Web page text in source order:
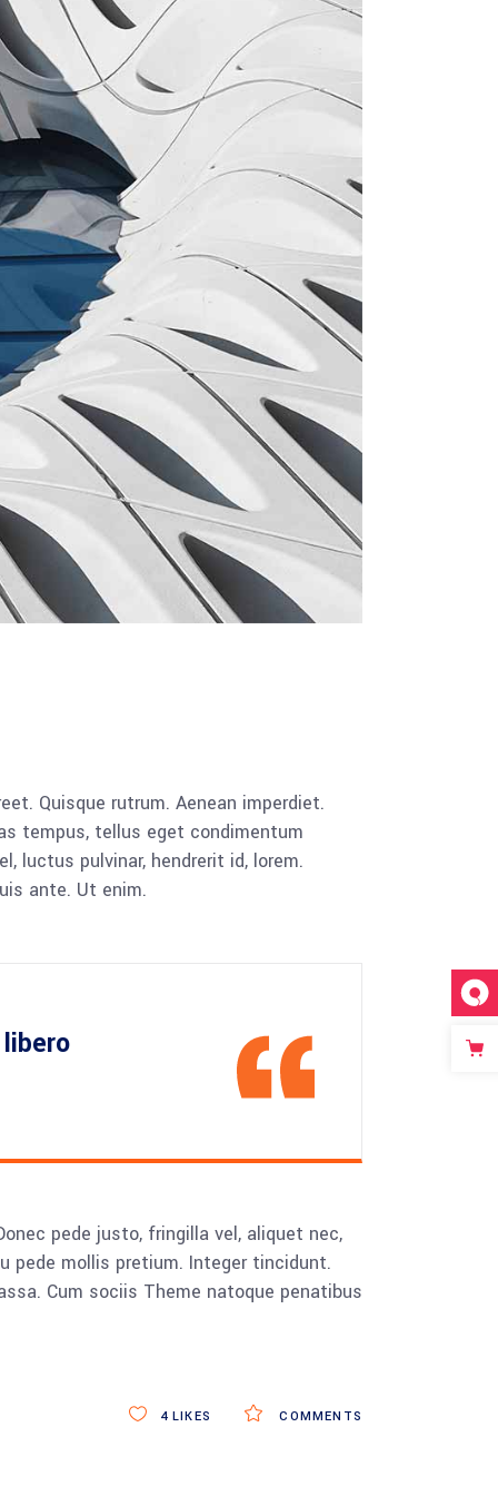
Quisque rutrum. Aenean imperdiet.
tempus, tellus eget condimentum
luctus pulvinar, hendrerit id, lorem.
ante. Ut enim.
pede justo, fringilla vel, aliquet nec,
pede mollis pretium. Integer tincidunt.
Cum sociis Theme natoque penatibus
COMMENTS
4LIKES